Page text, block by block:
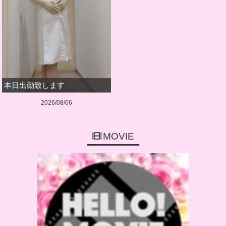
本日出勤致します
2026/08/06
MOVIE